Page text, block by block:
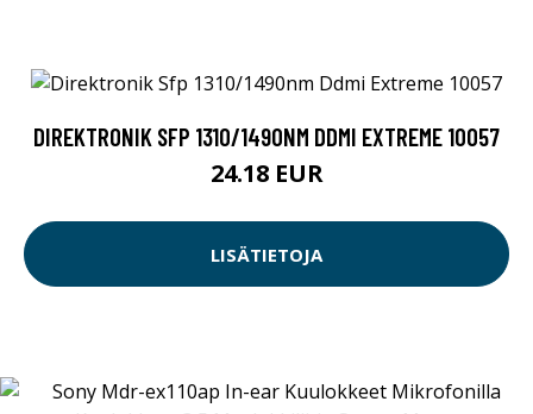
DIREKTRONIK SFP 1310/1490NM DDMI EXTREME 10057
24.18 EUR
LISÄTIETOJA